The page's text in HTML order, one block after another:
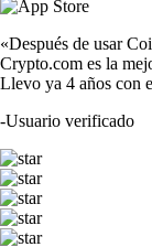
«Después de usar
Crypto.com es la
Llevo ya 4 años con
-Usuario verificado